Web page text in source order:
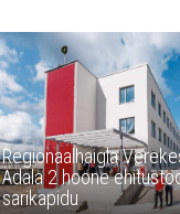
Regionaalhaigla
Ädala 2 hoone
sarikapidu